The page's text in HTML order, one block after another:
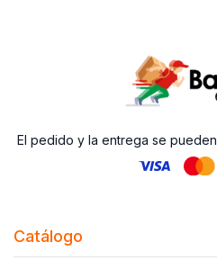
El pedido y la entrega se
Catálogo